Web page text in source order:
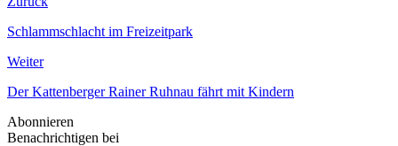
Schlammschlacht im Freizeitpark
Weiter
Der Kattenberger Rainer Ruhnau fährt mit Kindern
Abonnieren
Benachrichtigen bei